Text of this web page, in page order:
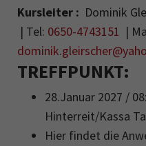
Kursleiter : Dominik
| Tel: 0650-4743151 |
TREFFPUNKT:
28.Januar 2027 /
Hinterreit/Kassa
Hier findet die